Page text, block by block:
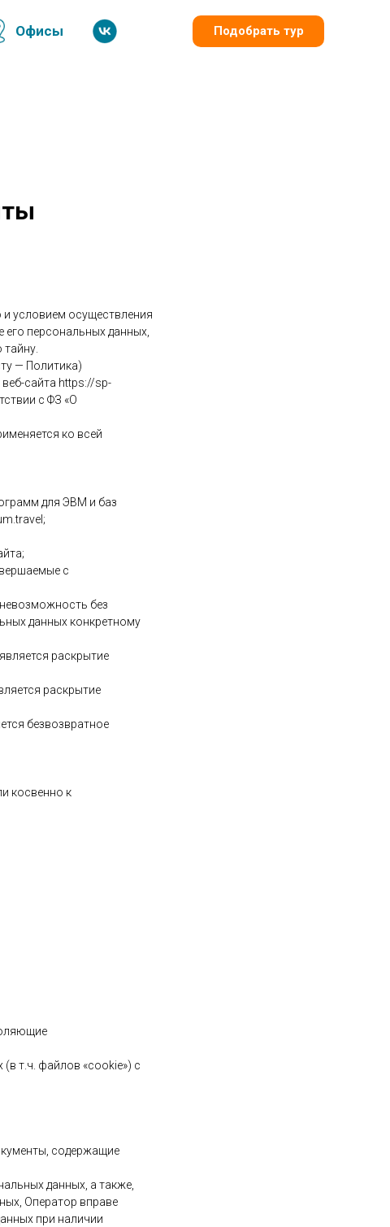
Подобрать тур
Офисы
условием осуществления
его персональных данных,
— Политика)
сайта https://sp-
с ФЗ «О
ко всей
для ЭВМ и баз
с
без
данных конкретному
раскрытие
раскрытие
безвозвратное
косвенно к
(в т.ч. файлов «cookie») с
содержащие
данных, а также,
Оператор вправе
при наличии